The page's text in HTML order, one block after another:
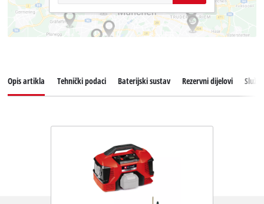
Opis artikla Tehnički podaci Baterijski sustav Rezervni dijelovi